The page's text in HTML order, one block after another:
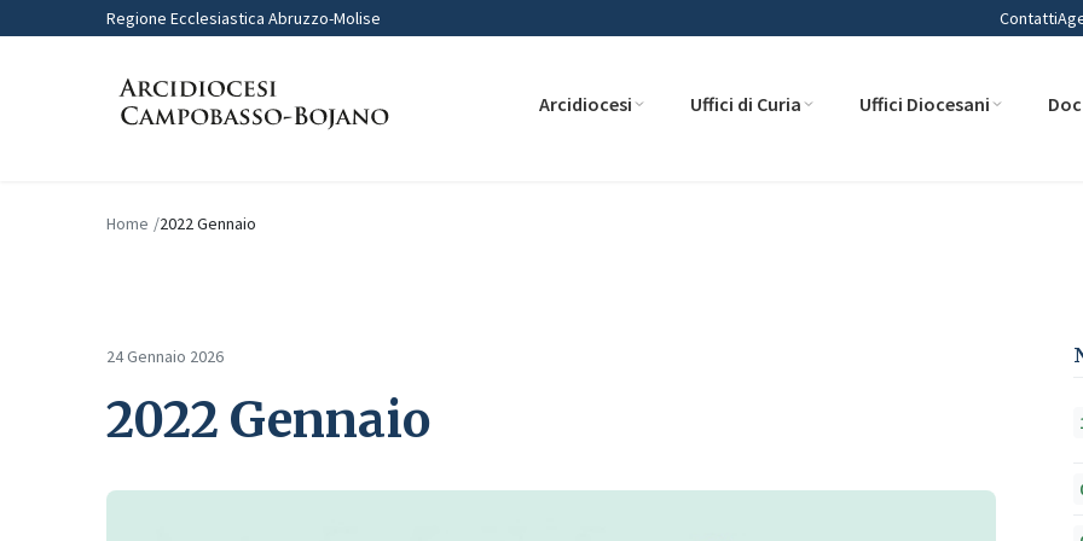
Regione Ecclesiastica Abruzzo-Molise Contatti
Arcidiocesi Uffici di Curia Uffici Diocesani
Home 2022 Gennaio
24 Gennaio 2026
2022 Gennaio